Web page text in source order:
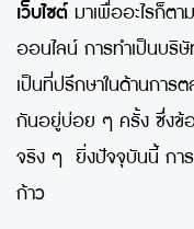
เว็บไซต์ มาเพื่ออะไรก็ต
ออนไลน์ การทำเป็นบริ
เป็นที่ปรึกษาในด้านการ
กันอยู่บ่อย ๆ ครั้ง ซึ่งข้
จริง ๆ ยิ่งปัจจุบันนี้ การ
ก้าว